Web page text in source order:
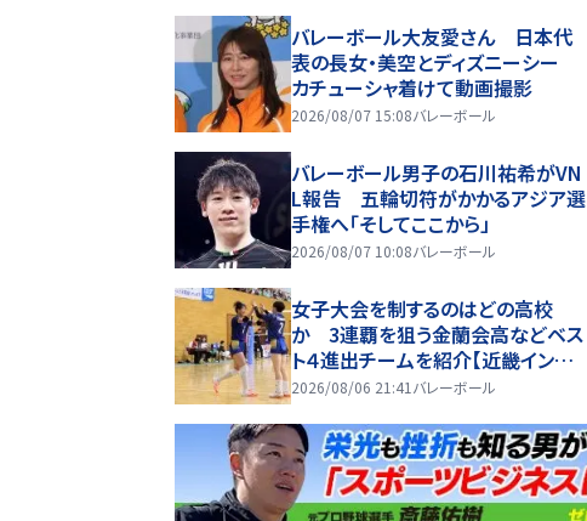
バレーボール大友愛さん 日本代
表の長女・美空とディズニーシー
カチューシャ着けて動画撮影
2026/08/07 15:08バレーボール
バレーボール男子の石川祐希がVN
L報告 五輪切符がかかるアジア選
手権へ「そしてここから」
2026/08/07 10:08バレーボール
女子大会を制するのはどの高校
か 3連覇を狙う金蘭会高などベス
ト４進出チームを紹介【近畿インタ
ーハイ2026】
2026/08/06 21:41 バレーボール